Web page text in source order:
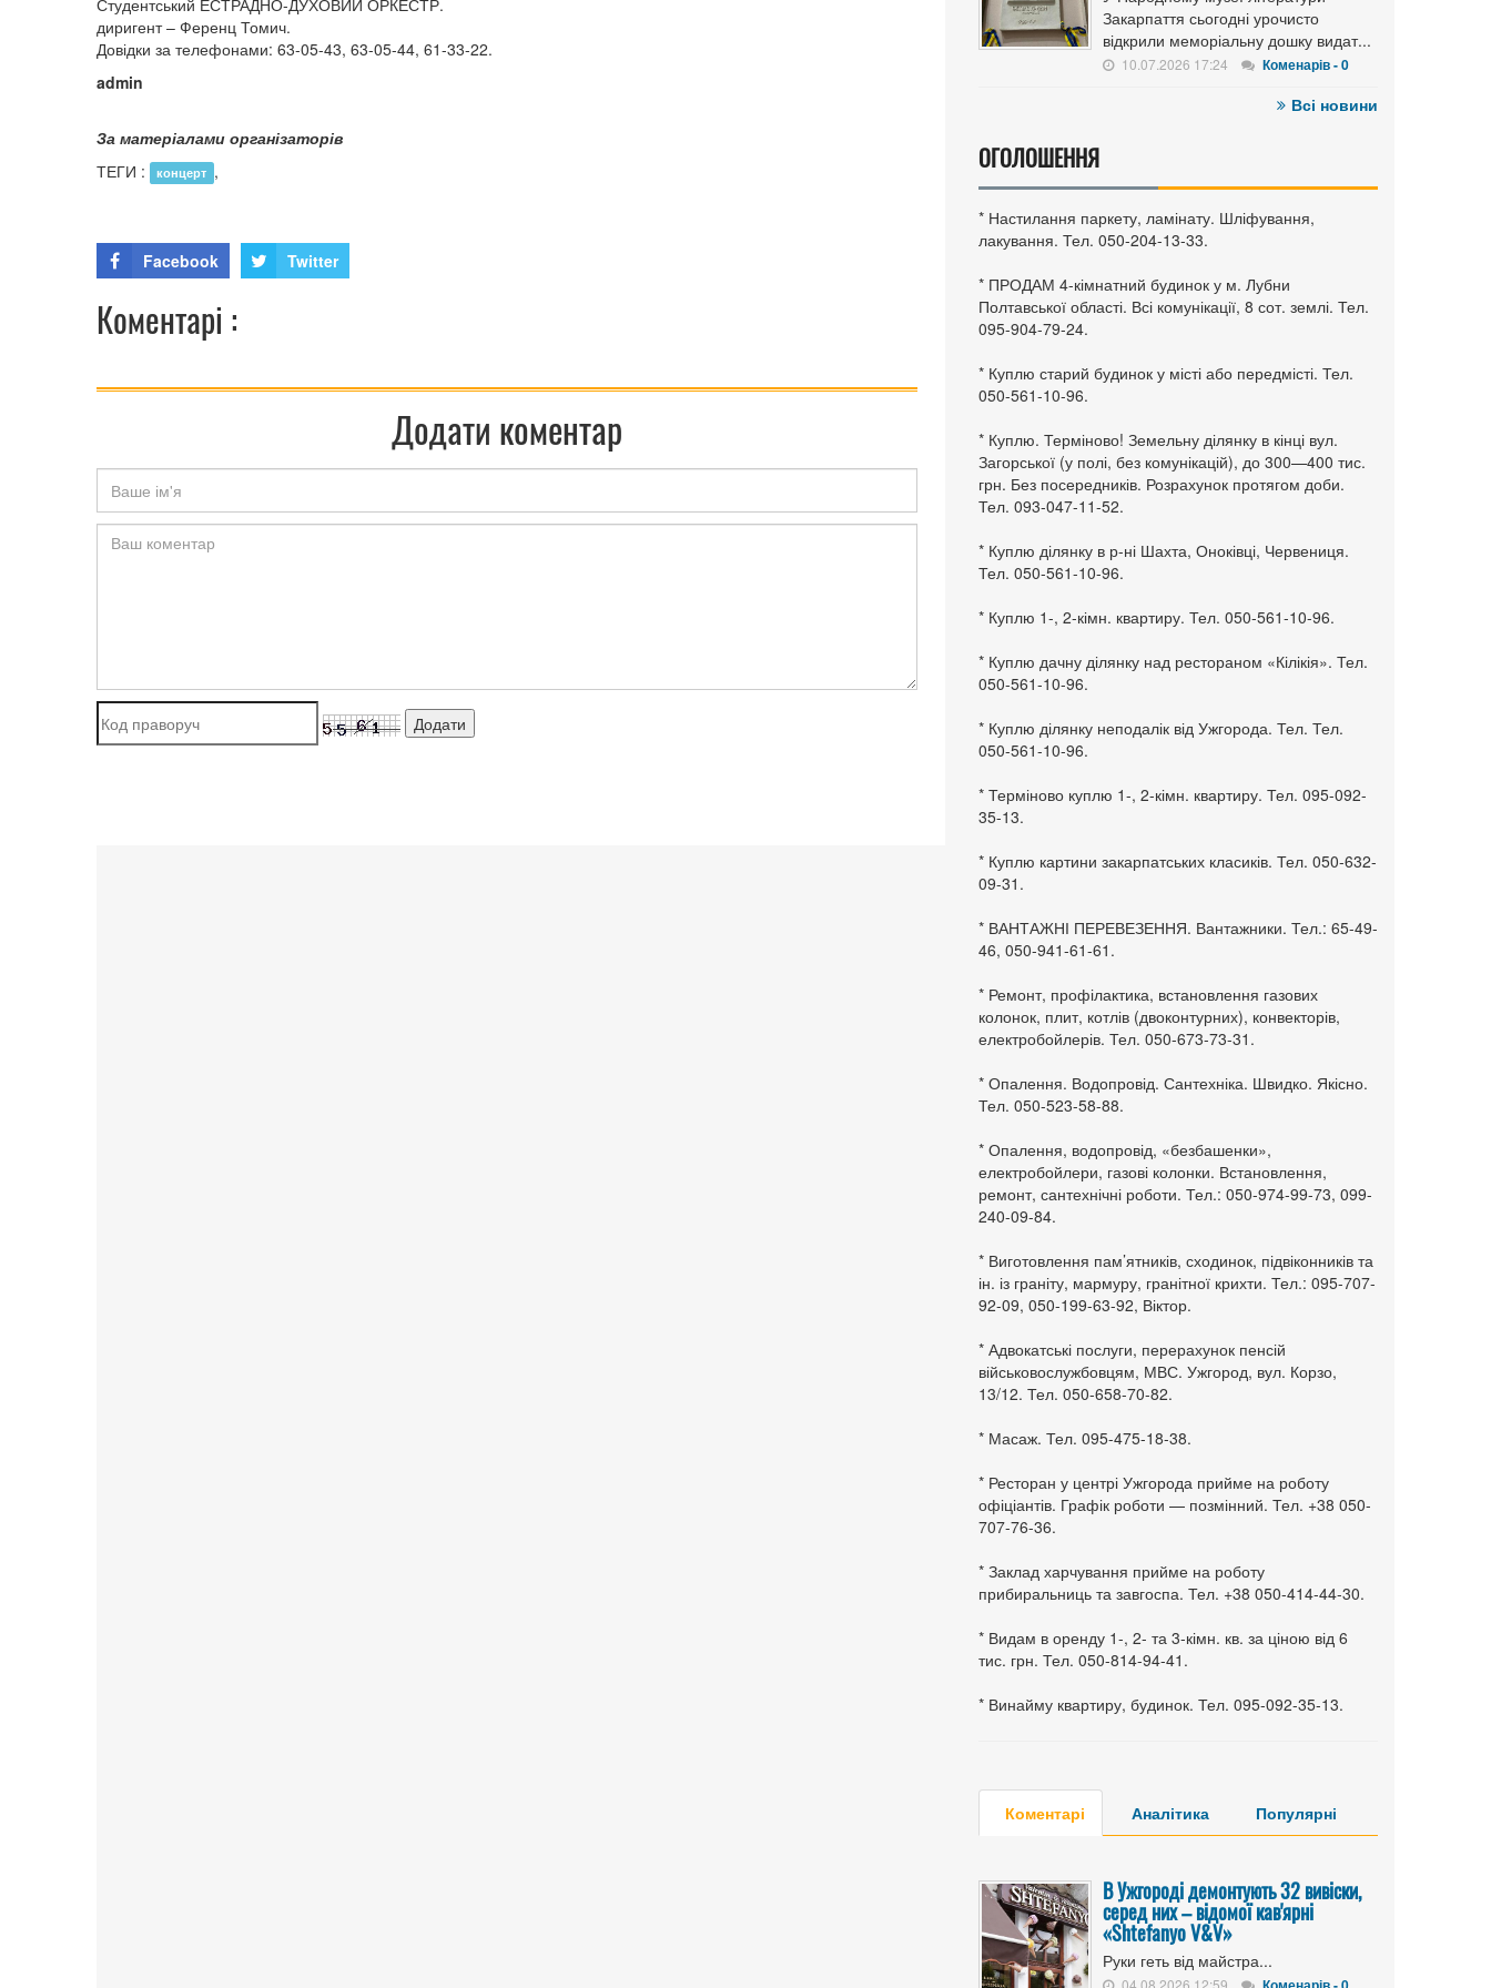
Студентський ЕСТРАДНО-ДУХОВИЙ ОРКЕСТР.
диригент – Ференц Томич.
Довідки за телефонами: 63-05-43, 63-05-44, 61-33-22.
admin
За матеріалами організаторів
ТЕГИ :
концерт ,
Facebook Twitter
Коментарі :
Додати коментар
Закарпаття сьогодні урочисто
відкрили меморіальну дошку видат...
10.07.2026 17:24 Коменарів - 0
Всі новини
ОГОЛОШЕННЯ
* Настилання паркету, ламінату. Шліфування,
лакування. Тел. 050-204-13-33.
* ПРОДАМ 4-кімнатний будинок у м. Лубни
Полтавської області. Всі комунікації, 8 сот. землі. Тел.
095-904-79-24.
* Куплю старий будинок у місті або передмісті. Тел.
050-561-10-96.
* Куплю. Терміново! Земельну ділянку в кінці вул.
Загорської (у полі, без комунікацій), до 300—400 тис.
грн. Без посередників. Розрахунок протягом доби.
Тел. 093-047-11-52.
* Куплю ділянку в р-ні Шахта, Оноківці, Червениця.
Тел. 050-561-10-96.
* Куплю 1-, 2-кімн. квартиру. Тел. 050-561-10-96.
* Куплю дачну ділянку над рестораном «Кілікія». Тел.
050-561-10-96.
* Куплю ділянку неподалік від Ужгорода. Тел. Тел.
050-561-10-96.
* Терміново куплю 1-, 2-кімн. квартиру. Тел. 095-092-
35-13.
* Куплю картини закарпатських класиків. Тел. 050-632-
09-31.
* ВАНТАЖНІ ПЕРЕВЕЗЕННЯ. Вантажники. Тел.: 65-49-
46, 050-941-61-61.
* Ремонт, профілактика, встановлення газових
колонок, плит, котлів (двоконтурних), конвекторів,
електробойлерів. Тел. 050-673-73-31.
* Опалення. Водопровід. Сантехніка. Швидко. Якісно.
Тел. 050-523-58-88.
* Опалення, водопровід, «безбашенки»,
електробойлери, газові колонки. Встановлення,
ремонт, сантехнічні роботи. Тел.: 050-974-99-73, 099-
240-09-84.
* Виготовлення пам’ятників, сходинок, підвіконників та
ін. із граніту, мармуру, гранітної крихти. Тел.: 095-707-
92-09, 050-199-63-92, Віктор.
* Адвокатські послуги, перерахунок пенсій
військовослужбовцям, МВС. Ужгород, вул. Корзо,
13/12. Тел. 050-658-70-82.
* Масаж. Тел. 095-475-18-38.
* Ресторан у центрі Ужгорода прийме на роботу
офіціантів. Графік роботи — позмінний. Тел. +38 050-
707-76-36.
* Заклад харчування прийме на роботу
прибиральниць та завгоспа. Тел. +38 050-414-44-30.
* Видам в оренду 1-, 2- та 3-кімн. кв. за ціною від 6
тис. грн. Тел. 050-814-94-41.
* Винайму квартиру, будинок. Тел. 095-092-35-13.
Коментарі Аналітика Популярні
В Ужгороді демонтують 32 вивіски,
серед них – відомої кав'ярні
«Shtefanyo V&V»
Руки геть від майстра...
04.08.2026 12:59